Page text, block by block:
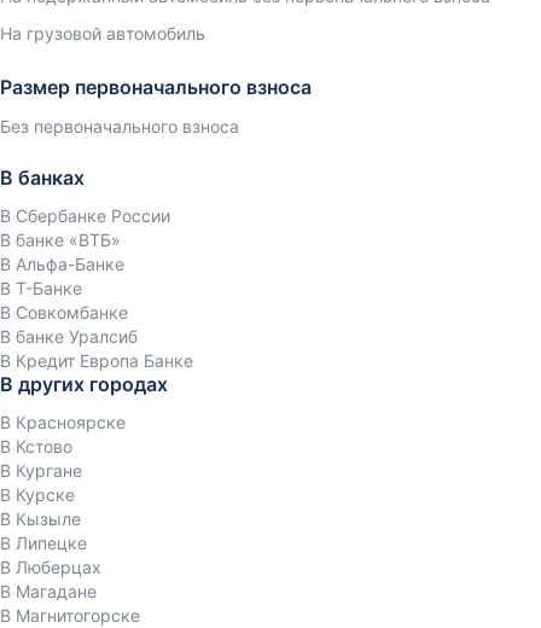
На грузовой автомобиль
Размер первоначального взноса
Без первоначального взноса
В банках
В Сбербанке России
В банке «ВТБ»
В Альфа-Банке
В Т-Банке
В Совкомбанке
В банке Уралсиб
В Кредит Европа Банке
В других городах
В Красноярске
В Кстово
В Кургане
В Курске
В Кызыле
В Липецке
В Люберцах
В Магадане
В Магнитогорске